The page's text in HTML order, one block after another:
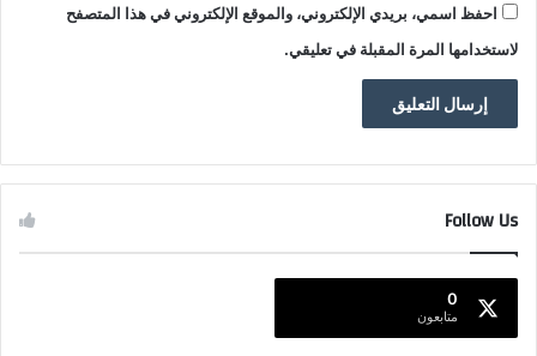
احفظ اسمي، بريدي الإلكتروني، والموقع الإلكتروني في هذا المتصفح
لاستخدامها المرة المقبلة في تعليقي.
Follow Us
0
متابعون